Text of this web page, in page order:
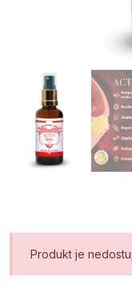
Produkt je